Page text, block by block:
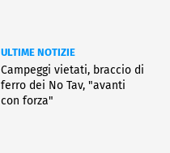
ULTIME NOTIZIE
Campeggi vietati, braccio di
ferro dei No Tav, "avanti
con forza"